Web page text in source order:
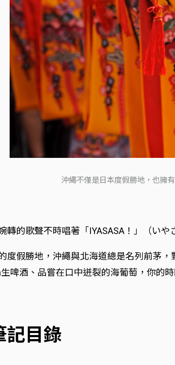
沖繩不僅是日本度假勝地，也擁
轉的歌聲不時唱著「IYASASA！」（い
度假勝地，沖繩與北海道總是名列前茅
啤酒、品嘗在口中迸裂的海葡萄，你的
記目錄